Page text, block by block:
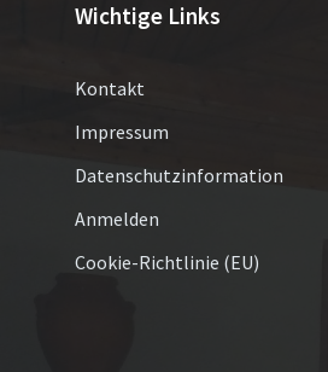
Wichtige Links
Kontakt
Impressum
Datenschutzinformation
Anmelden
Cookie-Richtlinie (EU)